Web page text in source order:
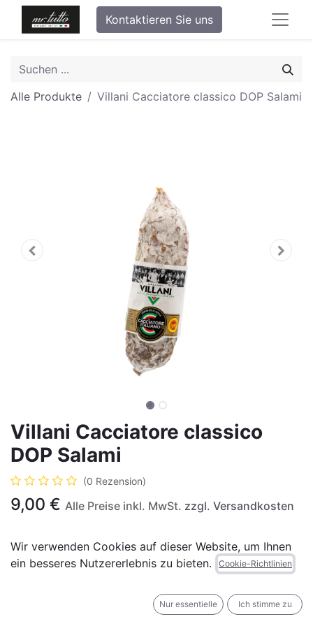
Kontaktieren Sie uns
Alle Produkte Villani Cacciatore classico DOP Salami
Villani Cacciatore classico
DOP Salami
(0 Rezension)
9,00 € Alle Preise inkl. MwSt. zzgl. Versandkosten
( 9,00€Einheiten)
IN DEN WARENKORB JETZT KAUFEN
Wir verwenden Cookies auf dieser Website, um Ihnen
ein besseres Nutzererlebnis zu bieten.
Cookie-Richtlinien
Nur essentielle Ich stimme zu